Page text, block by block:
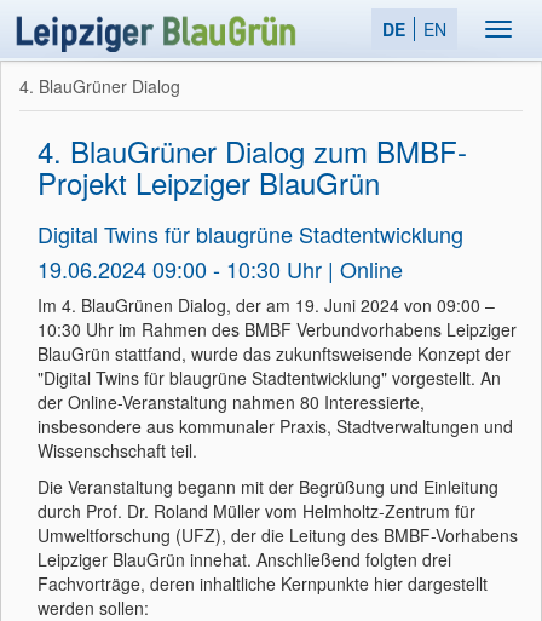
DE EN
4. BlauGrüner Dialog
4. BlauGrüner Dialog zum BMBF-
Projekt Leipziger BlauGrün
Digital Twins für blaugrüne Stadtentwicklung
19.06.2024 09:00 - 10:30 Uhr | Online
Im 4. BlauGrünen Dialog, der am 19. Juni 2024 von 09:00 –
10:30 Uhr im Rahmen des BMBF Verbundvorhabens Leipziger
BlauGrün stattfand, wurde das zukunftsweisende Konzept der
"Digital Twins für blaugrüne Stadtentwicklung" vorgestellt. An
der Online-Veranstaltung nahmen 80 Interessierte,
insbesondere aus kommunaler Praxis, Stadtverwaltungen und
Wissenschschaft teil.
Die Veranstaltung begann mit der Begrüßung und Einleitung
durch Prof. Dr. Roland Müller vom Helmholtz-Zentrum für
Umweltforschung (UFZ), der die Leitung des BMBF-Vorhabens
Leipziger BlauGrün innehat. Anschließend folgten drei
Fachvorträge, deren inhaltliche Kernpunkte hier dargestellt
werden sollen: